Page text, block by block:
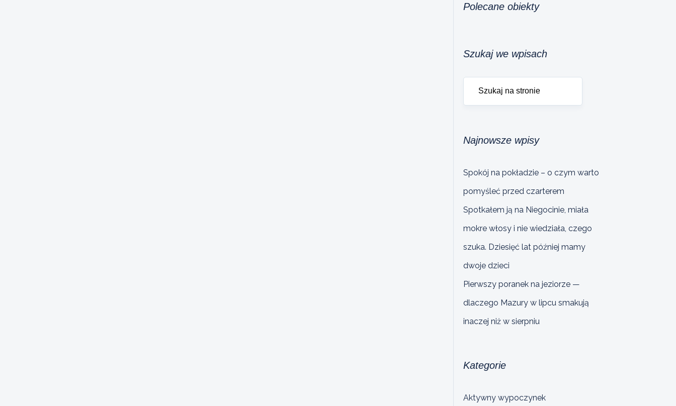
Polecane obiekty
Szukaj we wpisach
Najnowsze wpisy
Spokój na pokładzie – o czym warto
pomyśleć przed czarterem
Spotkałem ją na Niegocinie, miała
mokre włosy i nie wiedziała, czego
szuka. Dziesięć lat później mamy
dwoje dzieci
Pierwszy poranek na jeziorze —
dlaczego Mazury w lipcu smakują
inaczej niż w sierpniu
Kategorie
Aktywny wypoczynek